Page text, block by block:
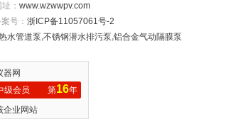
： www.wzwwpv.com
号： 浙ICP备11057061号-2
水管道泵,不锈钢潜水排污泵,铝合金气动隔膜泵
器网
级会员
第16年
企业网站